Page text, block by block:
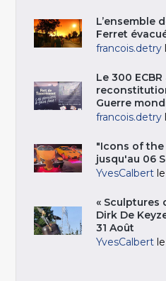
L’ensemble
Ferret
francois.detry
Le 300
Guerre
francois.detry
"Icons of the
jusqu'au 06
YvesCalbert
« Sculptures
Dirk De
31 Août
YvesCalbert